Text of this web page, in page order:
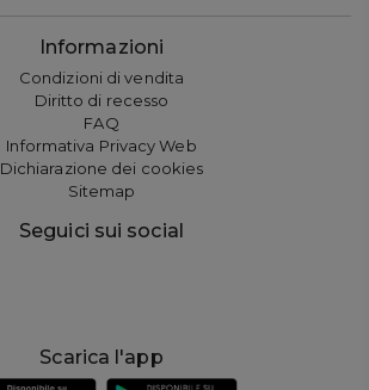
Informazioni
Condizioni di vendita
Diritto di recesso
FAQ
Informativa Privacy Web
Dichiarazione dei cookies
Sitemap
Seguici sui social
Scarica l'app